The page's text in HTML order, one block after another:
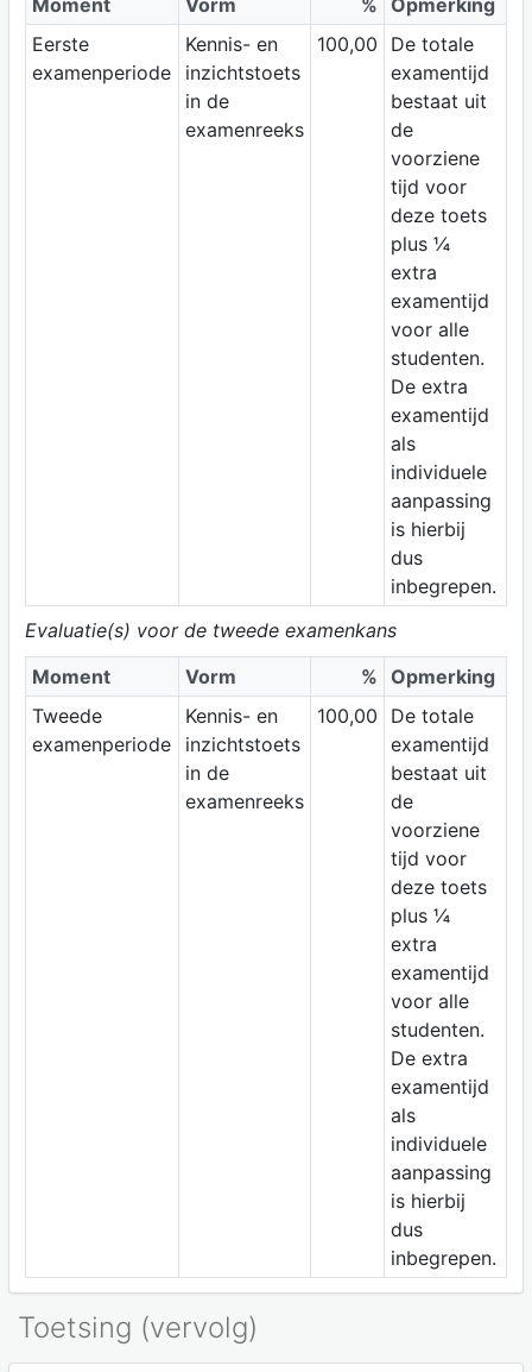
Eerste
examenperiode
Kennis- en
inzichtstoets
in de
examenreeks
100,00
De totale
examentijd
bestaat uit
de
voorziene
tijd voor
deze toets
plus ¼
extra
examentijd
voor alle
studenten.
De extra
examentijd
als
individuele
aanpassing
is hierbij
dus
inbegrepen.
Evaluatie(s) voor de tweede examenkans
Moment
Vorm % Opmerking
Tweede
examenperiode
Kennis- en
inzichtstoets
in de
examenreeks
100,00
De totale
examentijd
bestaat uit
de
voorziene
tijd voor
deze toets
plus ¼
extra
examentijd
voor alle
studenten.
De extra
examentijd
als
individuele
aanpassing
is hierbij
dus
inbegrepen.
Toetsing (vervolg)